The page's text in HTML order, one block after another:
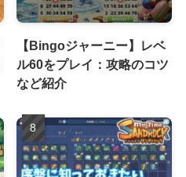
【Bingoジャーニー】レベ
ル60をプレイ：攻略のコツ
など紹介